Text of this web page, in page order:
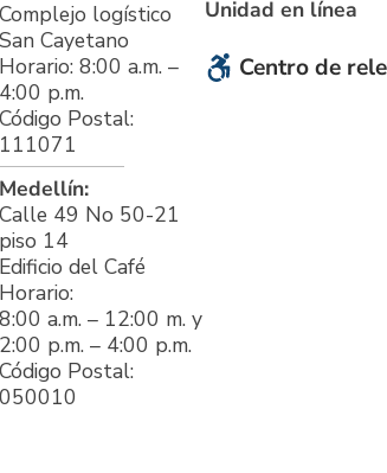
Complejo logístico
San Cayetano
Horario: 8:00 a.m. –
4:00 p.m.
Código Postal:
111071
Medellín:
Calle 49 No 50-21
piso 14
Edificio del Café
Horario:
8:00 a.m. – 12:00 m. y
2:00 p.m. – 4:00 p.m.
Código Postal:
050010
Unidad en línea
Centro de